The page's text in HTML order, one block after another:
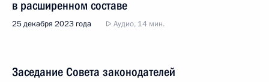
в расширенном составе
25 декабря 2023 года Аудио, 14 мин.
Заседание Совета законодателей